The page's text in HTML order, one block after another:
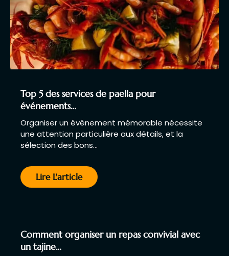
Top 5 des services de paella pour
événements…
Organiser un événement mémorable nécessite
une attention particulière aux détails, et la
sélection des bons…
Lire L'article
Comment organiser un repas convivial avec
un tajine…